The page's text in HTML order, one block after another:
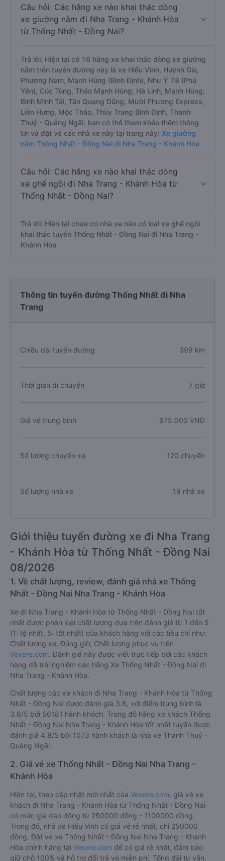
Câu hỏi: Các hãng xe nào khai thác dòng
xe giường nằm đi Nha Trang - Khánh Hòa
từ Thống Nhất - Đồng Nai?
Trả lời: Hiện tại có 16 hãng xe khai thác dòng xe giường
nằm trên tuyến đường này là xe Hiếu Vinh, Huỳnh Gia,
Phương Nam, Mạnh Hùng (Bình Định), Như Ý 78 (Phú
Yên), Cúc Tùng, Thảo Mạnh Hùng, Hà Linh, Mạnh Hùng,
Bình Minh Tải, Tân Quang Dũng, Mười Phương Express,
Liên Hưng, Mộc Thảo, Thùy Trang Bình Định, Thanh
Thuỷ - Quảng Ngãi, bạn có thể tham khảo thêm thông
tin và đặt vé các nhà xe này tại trang này: Xe giường
nằm Thống Nhất - Đồng Nai đi Nha Trang - Khánh Hòa
Câu hỏi: Các hãng xe nào khai thác dòng
xe ghế ngồi đi Nha Trang - Khánh Hòa từ
Thống Nhất - Đồng Nai?
Trả lời: Hiện tại chưa có nhà xe nào có loại xe ghế ngồi
khai thác tuyến Thống Nhất - Đồng Nai đi Nha Trang -
Khánh Hòa
Thông tin tuyến đường Thống Nhất đi Nha
Trang
Chiều dài tuyến đường 399 km
Thời gian di chuyển 7 giờ
Giá vé trung bình 675.000 VNĐ
Số lượng chuyến xe 120 chuyến
Số lượng nhà xe 19 nhà xe
Giới thiệu tuyến đường xe đi Nha Trang
- Khánh Hòa từ Thống Nhất - Đồng Nai
08/2026
1. Về chất lượng, review, đánh giá nhà xe Thống
Nhất - Đồng Nai Nha Trang - Khánh Hòa
Xe đi Nha Trang - Khánh Hòa từ Thống Nhất - Đồng Nai tốt
nhất được phân loại chất lượng dựa trên đánh giá từ 1 đến 5
(1: tệ nhất, 5: tốt nhất) của khách hàng với các tiêu chí như:
Chất lượng xe, Đúng giờ, Chất lượng phục vụ trên
Vexere.com. Đánh giá này được viết trực tiếp bởi các khách
hàng đã trải nghiệm các hãng Xe Thống Nhất - Đồng Nai đi
Nha Trang - Khánh Hòa.
Chất lượng các xe khách đi Nha Trang - Khánh Hòa từ Thống
Nhất - Đồng Nai được đánh giá 3.8, với điểm trung bình là
3.8/5 bởi 56181 hành khách. Trong đó hãng xe khách Thống
Nhất - Đồng Nai Nha Trang - Khánh Hòa tốt nhất tuyến được
đánh giá 4.8/5 bởi 1073 hành khách là nhà xe Thanh Thuỷ -
Quảng Ngãi.
2. Giá vé xe Thống Nhất - Đồng Nai Nha Trang -
Khánh Hòa
Hiện tại, theo cập nhật mới nhất của Vexere.com , giá vé xe
khách đi Nha Trang - Khánh Hòa từ Thống Nhất - Đồng Nai
có mức giá dao động từ 250000 đồng - 1100000 đồng.
Trong đó, nhà xe Hiếu Vinh có giá vé rẻ nhất, chỉ 250000
đồng. Đặt vé xe Thống Nhất - Đồng Nai Nha Trang - Khánh
Hòa chính hãng tại Vexere.com để có giá rẻ nhất, đảm bảo
giữ chỗ 100% và hỗ trợ đổi trả vé miễn phí. Tổng đài tư vấn,